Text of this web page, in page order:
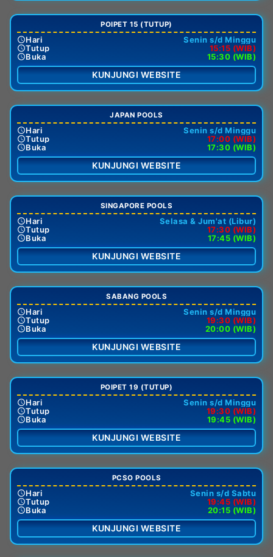
POIPET 15 (TUTUP)
Hari
Senin s/d Minggu
Tutup
15:15 (WIB)
Buka
15:30 (WIB)
KUNJUNGI WEBSITE
JAPAN POOLS
Hari
Senin s/d Minggu
Tutup
17:00 (WIB)
Buka
17:30 (WIB)
KUNJUNGI WEBSITE
SINGAPORE POOLS
Hari
Selasa & Jum'at (Libur)
Tutup
17:30 (WIB)
Buka
17:45 (WIB)
KUNJUNGI WEBSITE
SABANG POOLS
Hari
Senin s/d Minggu
Tutup
19:30 (WIB)
Buka
20:00 (WIB)
KUNJUNGI WEBSITE
POIPET 19 (TUTUP)
Hari
Senin s/d Minggu
Tutup
19:30 (WIB)
Buka
19:45 (WIB)
KUNJUNGI WEBSITE
PCSO POOLS
Hari
Senin s/d Sabtu
Tutup
19:45 (WIB)
Buka
20:15 (WIB)
KUNJUNGI WEBSITE